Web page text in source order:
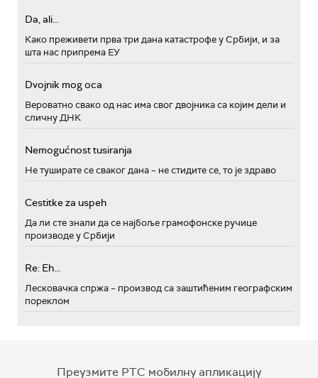
Da, ali...
Како преживети прва три дана катастрофе у Србији, и за
шта нас припрема ЕУ
Dvojnik mog oca
Вероватно свако од нас има свог двојника са којим дели и
сличну ДНК
Nemogućnost tusiranja
Не туширате се сваког дана – не стидите се, то је здраво
Cestitke za uspeh
Да ли сте знали да се најбоље грамофонске ручице
производе у Србији
Re: Eh...
Лесковачка спржа – производ са заштићеним географским
пореклом
Преузмите РТС мобилну апликацију